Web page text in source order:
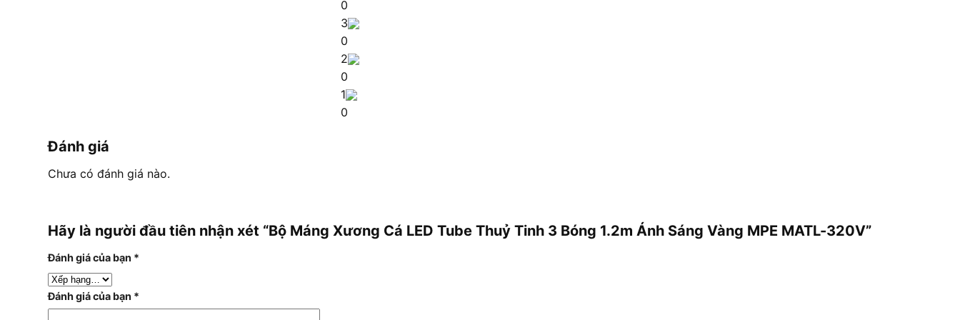
0
3
0
2
0
1
0
Đánh giá
Chưa có đánh giá nào.
Hãy là người đầu tiên nhận xét “Bộ Máng Xương Cá LED Tube Thuỷ Tinh 3 Bóng 1.2m Ánh Sáng Vàng MPE MATL-320V”
Đánh giá của bạn *
Đánh giá của bạn *